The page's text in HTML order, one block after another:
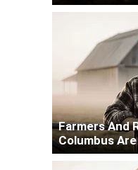
Farmers And
Columbus